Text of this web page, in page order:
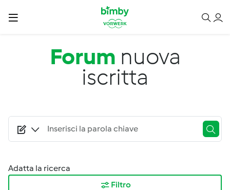
Salta al contenuto principale
Forum nuova
iscritta
Adatta la ricerca
Filtro